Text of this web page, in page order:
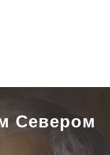
Севером